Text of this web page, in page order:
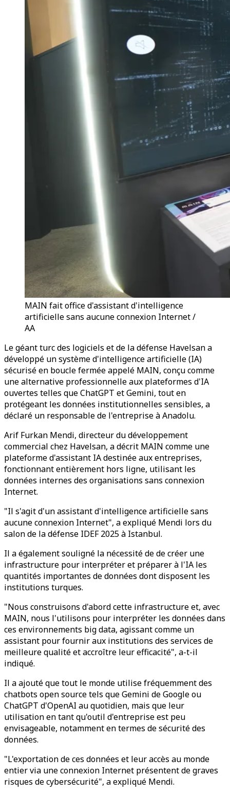
MAIN fait office d'assistant d'intelligence
artificielle sans aucune connexion Internet /
AA
Le géant turc des logiciels et de la défense Havelsan a
développé un système d'intelligence artificielle (IA)
sécurisé en boucle fermée appelé MAIN, conçu comme
une alternative professionnelle aux plateformes d'IA
ouvertes telles que ChatGPT et Gemini, tout en
protégeant les données institutionnelles sensibles, a
déclaré un responsable de l'entreprise à Anadolu.
Arif Furkan Mendi, directeur du développement
commercial chez Havelsan, a décrit MAIN comme une
plateforme d'assistant IA destinée aux entreprises,
fonctionnant entièrement hors ligne, utilisant les
données internes des organisations sans connexion
Internet.
"Il s'agit d'un assistant d'intelligence artificielle sans
aucune connexion Internet", a expliqué Mendi lors du
salon de la défense IDEF 2025 à Istanbul.
Il a également souligné la nécessité de de créer une
infrastructure pour interpréter et préparer à l'IA les
quantités importantes de données dont disposent les
institutions turques.
"Nous construisons d'abord cette infrastructure et, avec
MAIN, nous l'utilisons pour interpréter les données dans
ces environnements big data, agissant comme un
assistant pour fournir aux institutions des services de
meilleure qualité et accroître leur efficacité", a-t-il
indiqué.
Il a ajouté que tout le monde utilise fréquemment des
chatbots open source tels que Gemini de Google ou
ChatGPT d'OpenAI au quotidien, mais que leur
utilisation en tant qu'outil d'entreprise est peu
envisageable, notamment en termes de sécurité des
données.
"L'exportation de ces données et leur accès au monde
entier via une connexion Internet présentent de graves
risques de cybersécurité", a expliqué Mendi.